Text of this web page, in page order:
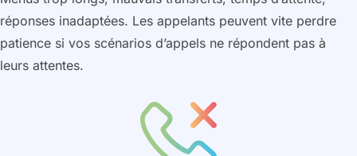
réponses inadaptées. Les appelants peuvent vite perdre
patience si vos scénarios d’appels ne répondent pas à
leurs attentes.